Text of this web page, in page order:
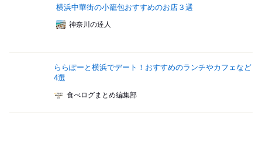
横浜中華街の小籠包おすすめのお店３選
神奈川の達人
ららぽーと横浜でデート！おすすめのランチやカフェなど
4選
食べログまとめ編集部